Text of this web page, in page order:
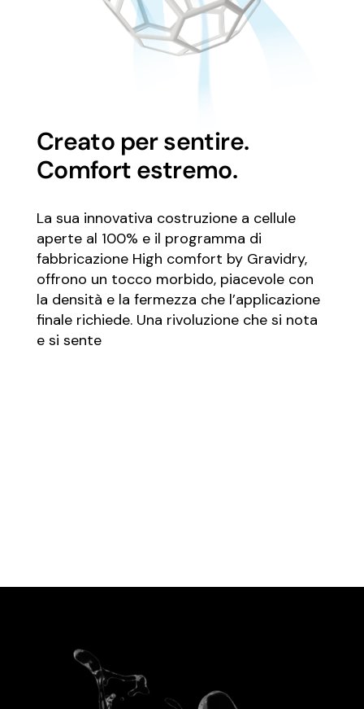
Creato per sentire.
Comfort estremo.
La sua innovativa costruzione a cellule
aperte al 100% e il programma di
fabbricazione High comfort by Gravidry,
offrono un tocco morbido, piacevole con
la densità e la fermezza che l’applicazione
finale richiede. Una rivoluzione che si nota
e si sente